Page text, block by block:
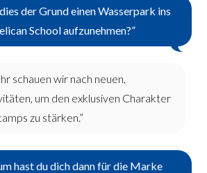
der Grund einen Wasserpark ins
School aufzunehmen?”
schauen wir nach neuen,
um den exklusiven Charakter
zu stärken.”
hast du dich dann für die Marke